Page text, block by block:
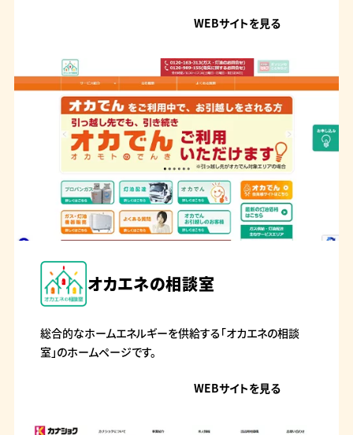
WEBサイトを見る
オカエネの相談室
総合的なホームエネルギーを供給する「オカエネの相談
室」のホームページです。
WEBサイトを見る